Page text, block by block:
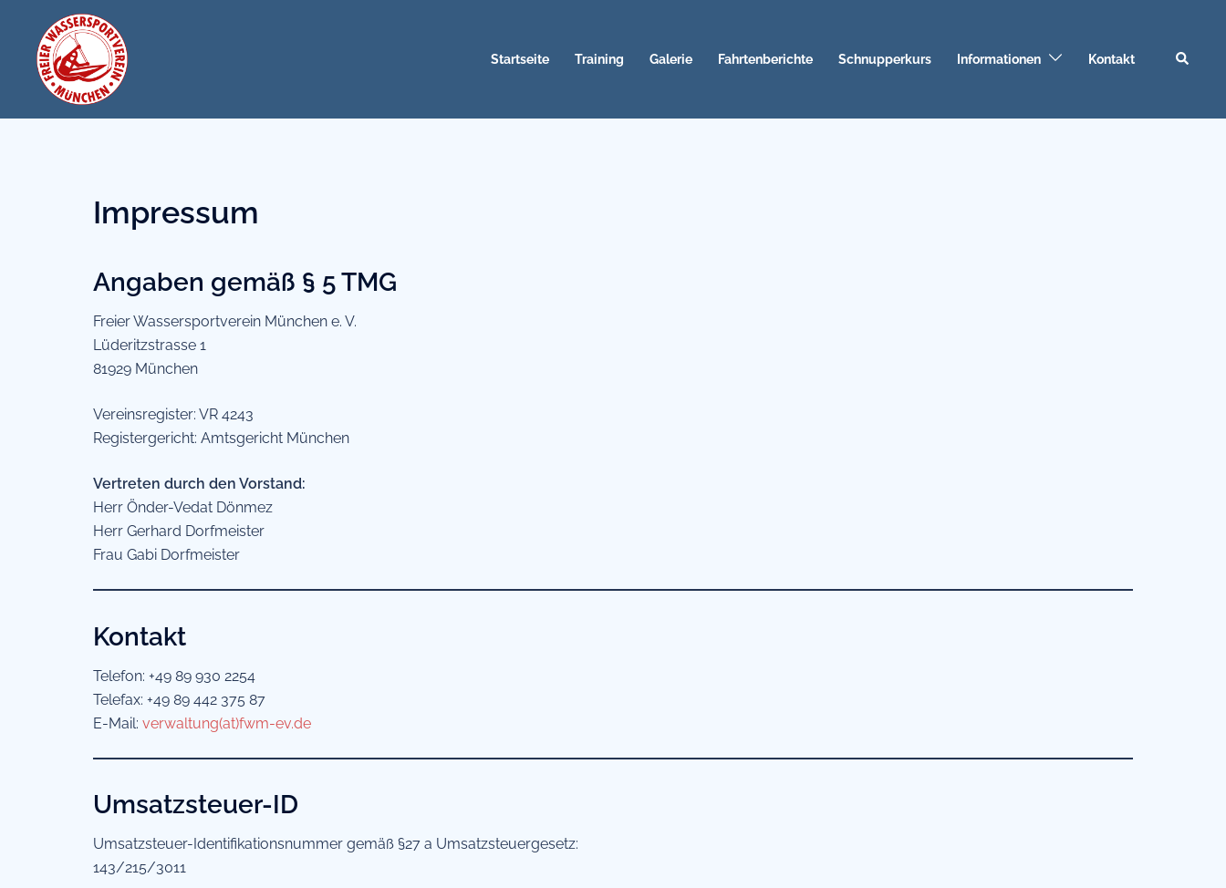
springen
Startseite Training Galerie Fahrtenberichte Schnupperkurs Informationen Kontakt Suche
Impressum
Angaben gemäß § 5 TMG
Freier Wassersportverein München e. V.
Lüderitzstrasse 1
81929 München
Vereinsregister: VR 4243
Registergericht: Amtsgericht München
Vertreten durch den Vorstand:
Herr Önder-Vedat Dönmez
Herr Gerhard Dorfmeister
Frau Gabi Dorfmeister
Kontakt
Telefon: +49 89 930 2254
Telefax: +49 89 442 375 87
E-Mail: verwaltung(at)fwm-ev.de
Umsatzsteuer-ID
Umsatzsteuer-Identifikationsnummer gemäß §27 a Umsatzsteuergesetz:
143/215/3011